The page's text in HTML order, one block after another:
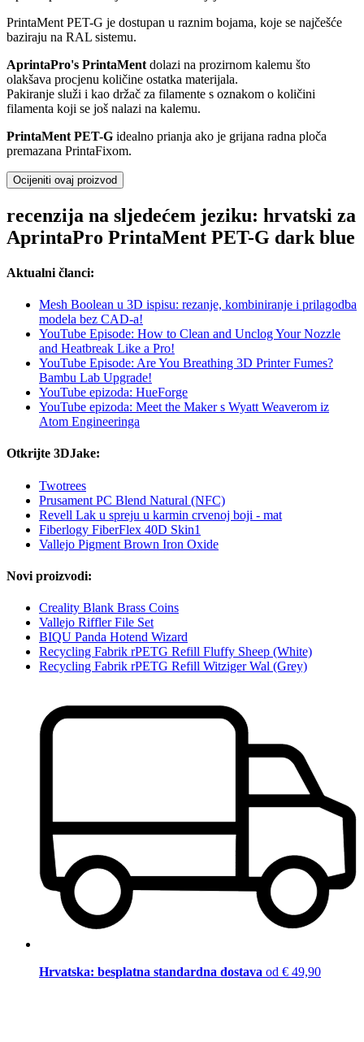
PrintaMent PET-G je dostupan u raznim bojama, koje se najčešće
baziraju na RAL sistemu.
AprintaPro's PrintaMent dolazi na prozirnom kalemu što
olakšava procjenu količine ostatka materijala.
Pakiranje služi i kao držač za filamente s oznakom o količini
filamenta koji se još nalazi na kalemu.
PrintaMent PET-G idealno prianja ako je grijana radna ploča
premazana PrintaFixom.
Ocijeniti ovaj proizvod
recenzija na sljedećem jeziku: hrvatski za
AprintaPro PrintaMent PET-G dark blue
Aktualni članci:
Mesh Boolean u 3D ispisu: rezanje, kombiniranje i prilagodba
modela bez CAD-a!
YouTube Episode: How to Clean and Unclog Your Nozzle
and Heatbreak Like a Pro!
YouTube Episode: Are You Breathing 3D Printer Fumes?
Bambu Lab Upgrade!
YouTube epizoda: HueForge
YouTube epizoda: Meet the Maker s Wyatt Weaverom iz
Atom Engineeringa
Otkrijte 3DJake:
Twotrees
Prusament PC Blend Natural (NFC)
Revell Lak u spreju u karmin crvenoj boji - mat
Fiberlogy FiberFlex 40D Skin1
Vallejo Pigment Brown Iron Oxide
Novi proizvodi:
Creality Blank Brass Coins
Vallejo Riffler File Set
BIQU Panda Hotend Wizard
Recycling Fabrik rPETG Refill Fluffy Sheep (White)
Recycling Fabrik rPETG Refill Witziger Wal (Grey)
Hrvatska: besplatna standardna dostava od € 49,90